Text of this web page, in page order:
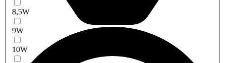
8,5W
9W
10W